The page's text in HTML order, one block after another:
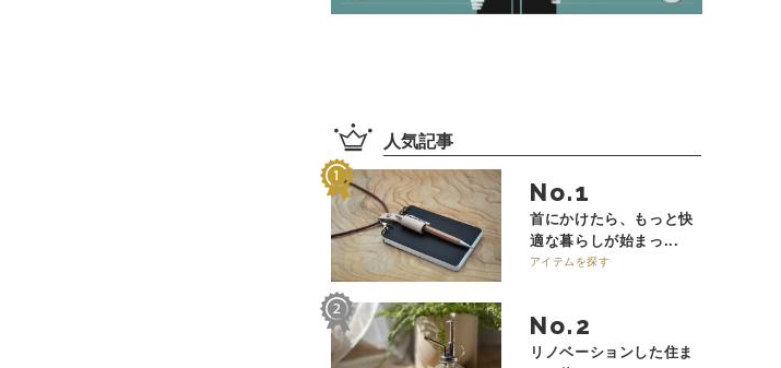
人気記事
No.
首にかけたら、もっと快
適な暮らしが始まっ...
アイテムを探す
No.
リノベーションした住ま